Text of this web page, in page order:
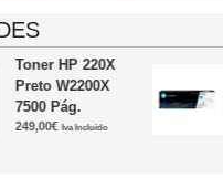
Toner HP 220X
Preto W2200X
7500 Pág.
249,00€ Iva Incluido